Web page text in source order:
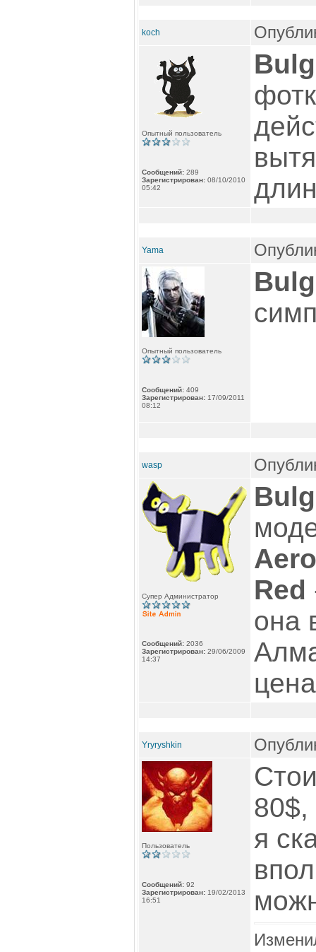
koch
Опытный пользователь
Сообщений: 289
Зарегистрирован: 08/10/2010
05:42
Yama
Опытный пользователь
Сообщений: 409
Зарегистрирован: 17/09/2011
08:12
wasp
Супер Администратор
Сообщений: 2036
Зарегистрирован: 29/06/2009
14:37
Red
она
Yryryshkin
Пользователь
Сообщений: 92
Зарегистрирован: 19/02/2013
16:51
80$,
я